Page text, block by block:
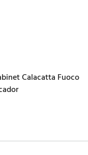
Calacatta Fuoco